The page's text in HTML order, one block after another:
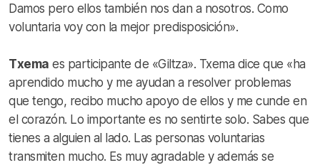
Damos pero ellos también nos dan a nosotros. Como
voluntaria voy con la mejor predisposición».
Txema es participante de «Giltza». Txema dice que «ha
aprendido mucho y me ayudan a resolver problemas
que tengo, recibo mucho apoyo de ellos y me cunde en
el corazón. Lo importante es no sentirte solo. Sabes que
tienes a alguien al lado. Las personas voluntarias
transmiten mucho. Es muy agradable y además se